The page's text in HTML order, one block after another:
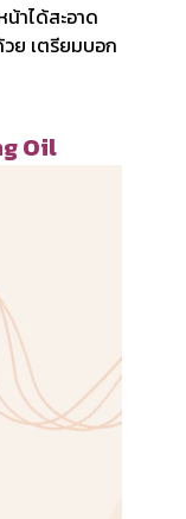
าได้สะอาด
ย เตรียมบอก
Oil